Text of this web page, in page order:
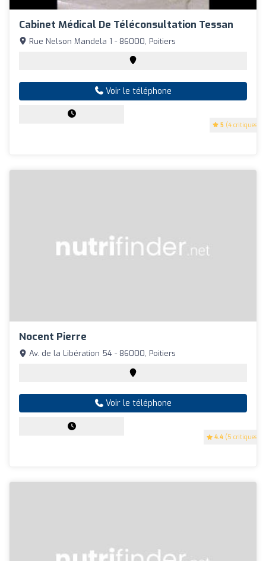
Cabinet Médical De Téléconsultation Tessan
5 (4 critiques)
Rue Nelson Mandela 1 - 86000, Poitiers
Voir le téléphone
Nocent Pierre
4.4 (5 critiques)
Av. de la Libération 54 - 86000, Poitiers
Voir le téléphone